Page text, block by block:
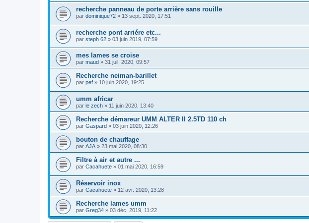
recherche panneau de porte arrière sans rouille
par dominique72 » 13 sept. 2020, 17:51
recherche pont arriére etc...
par steph 62 » 03 juin 2019, 07:59
mes lames se croise
par maud » 31 juil. 2020, 09:57
Recherche neiman-barillet
par pef » 10 juin 2020, 19:25
umm africar
par le zech » 11 juin 2020, 13:40
Recherche démareur UMM ALTER II 2.5TD 110 ch
par Gaspard » 03 juin 2020, 12:26
bouton de chauffage
par AJA » 23 mai 2020, 08:30
Filtre à air et autre ...
par Cacahuete » 01 mai 2020, 16:59
Réservoir inox
par Cacahuete » 12 avr. 2020, 13:28
Recherche lames umm
par Greg34 » 03 déc. 2019, 11:22